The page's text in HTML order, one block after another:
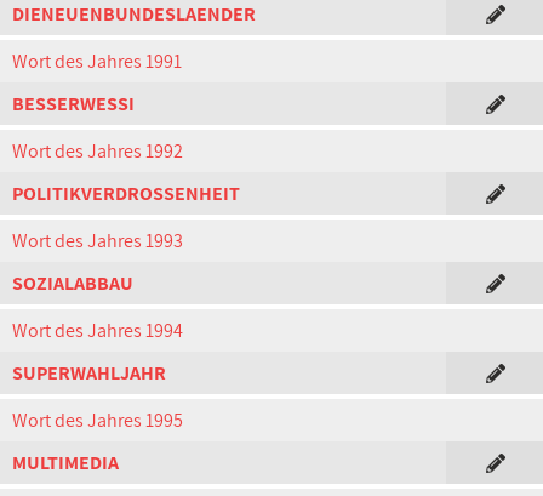
DIENEUENBUNDESLAENDER
Wort des Jahres 1991
BESSERWESSI
Wort des Jahres 1992
POLITIKVERDROSSENHEIT
Wort des Jahres 1993
SOZIALABBAU
Wort des Jahres 1994
SUPERWAHLJAHR
Wort des Jahres 1995
MULTIMEDIA